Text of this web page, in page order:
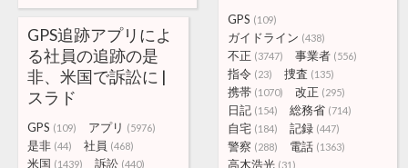
GPS (109)
ガイドライン (438)
不正 (3747) 事業者 (556)
指令 (23) 捜査 (135)
携帯 (1070) 改正 (295)
日記 (154) 総務省 (714)
自宅 (184) 記録 (447)
警察 (288) 電話 (1363)
高木浩光 (31)
GPS追跡アプリによ
る社員の追跡の是
非、米国で訴訟に |
スラド
GPS (109) アプリ (5976)
是非 (44) 社員 (468)
米国 (1439) 訴訟 (440)